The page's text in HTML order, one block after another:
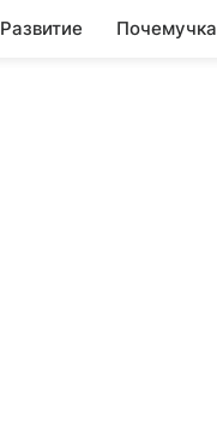
Развитие Почемучка